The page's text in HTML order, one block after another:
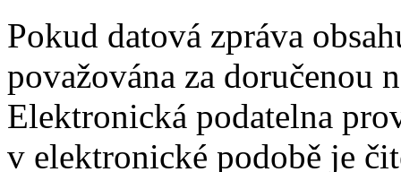
Pokud datová zpráva
považována za doručenou
Elektronická podatelna
v elektronické podobě je